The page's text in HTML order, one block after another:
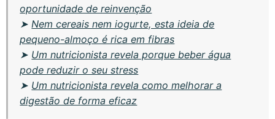
oportunidade de reinvenção
➤ Nem cereais nem iogurte, esta ideia de
pequeno-almoço é rica em fibras
➤ Um nutricionista revela porque beber água
pode reduzir o seu stress
➤ Um nutricionista revela como melhorar a
digestão de forma eficaz